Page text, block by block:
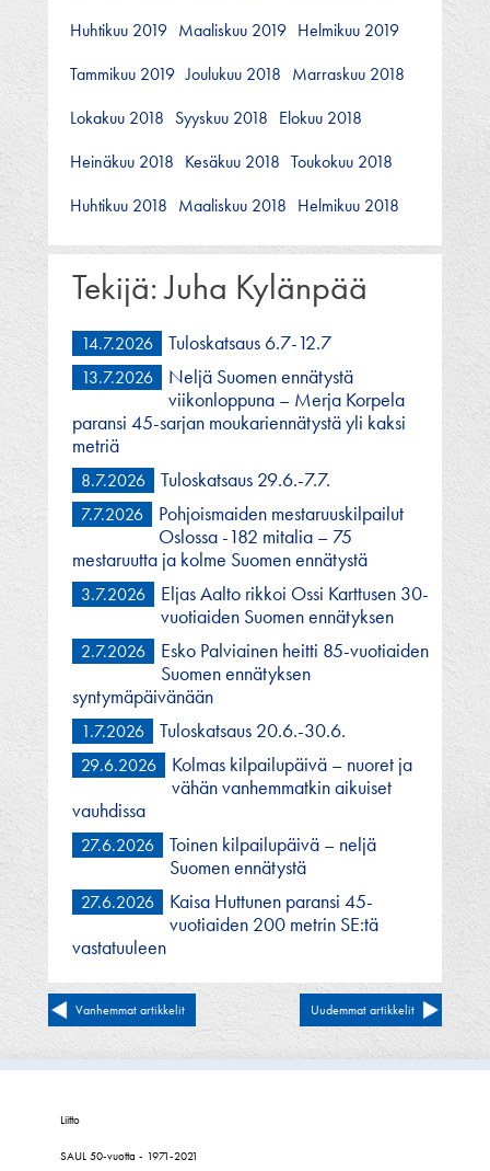
Huhtikuu 2019 Maaliskuu 2019 Helmikuu 2019
Tammikuu 2019 Joulukuu 2018 Marraskuu 2018
Lokakuu 2018 Syyskuu 2018 Elokuu 2018
Heinäkuu 2018 Kesäkuu 2018 Toukokuu 2018
Huhtikuu 2018 Maaliskuu 2018 Helmikuu 2018
Tekijä:Juha Kylänpää
14.7.2026 Tuloskatsaus 6.7-12.7
13.7.2026
Neljä Suomen ennätystä
viikonloppuna – Merja Korpela
paransi 45-sarjan moukariennätystä yli kaksi
metriä
8.7.2026 Tuloskatsaus 29.6.-7.7.
7.7.2026
Pohjoismaiden mestaruuskilpailut
Oslossa -182 mitalia – 75
mestaruutta ja kolme Suomen ennätystä
3.7.2026
Eljas Aalto rikkoi Ossi Karttusen 30-
vuotiaiden Suomen ennätyksen
2.7.2026
Esko Palviainen heitti 85-vuotiaiden
Suomen ennätyksen
syntymäpäivänään
1.7.2026 Tuloskatsaus 20.6.-30.6.
29.6.2026
Kolmas kilpailupäivä – nuoret ja
vähän vanhemmatkin aikuiset
vauhdissa
27.6.2026
Toinen kilpailupäivä – neljä
Suomen ennätystä
27.6.2026
Kaisa Huttunen paransi 45-
vuotiaiden 200 metrin SE:tä
vastatuuleen
Artikkelien
selaus
Vanhemmat artikkelit Uudemmat artikkelit
Liitto
SAUL 50-vuotta - 1971-2021